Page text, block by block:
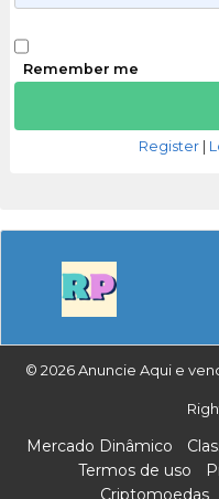
Remember me
Register
© 2026 Anuncie Aqui e
Mercado Dinâmico
Termos de uso
Criptomoedas